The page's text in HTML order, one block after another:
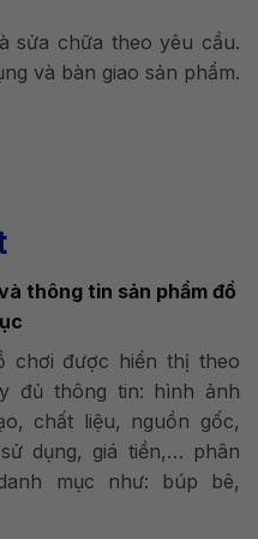
sửa chữa theo yêu cầu.
và bàn giao sản phẩm.
thông tin sản phẩm đồ
chơi được hiển thị theo
đủ thông tin: hình ảnh
chất liệu, nguồn gốc,
dụng, giá tiền,… phân
mục như: búp bê,